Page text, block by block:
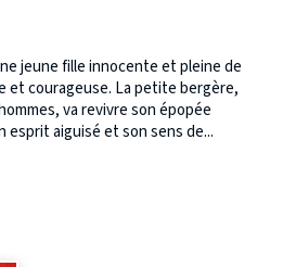
jeune fille innocente et pleine de
et courageuse. La petite bergère,
va revivre son épopée
esprit aiguisé et son sens de...